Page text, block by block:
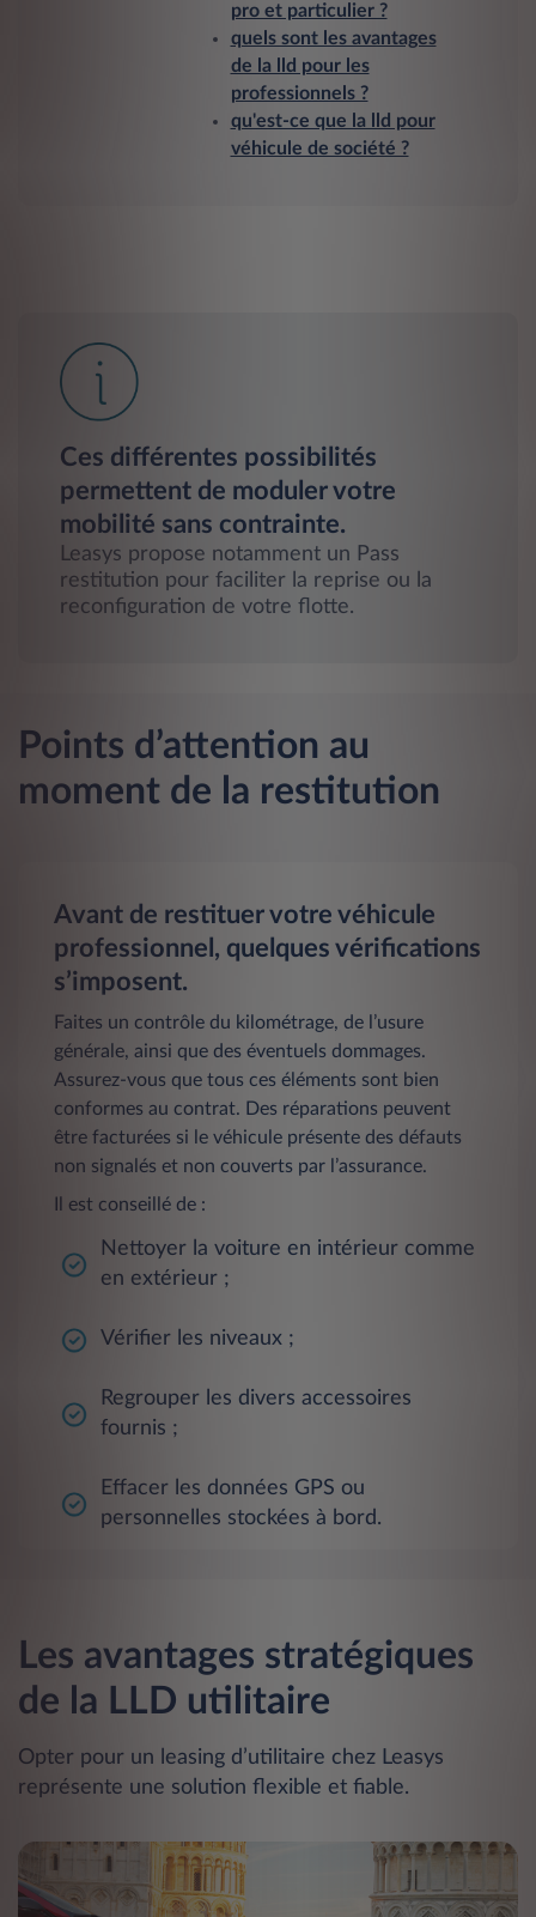
pro et particulier ?
quels sont les avantages
de la lld pour les
professionnels ?
qu'est-ce que la lld pour
véhicule de société ?
Ces différentes possibilités
permettent de moduler votre
mobilité sans contrainte.
Leasys propose notamment un Pass
restitution pour faciliter la reprise ou la
reconfiguration de votre flotte.
Points d’attention au
moment de la restitution
Avant de restituer votre véhicule
professionnel, quelques vérifications
s’imposent.
Faites un contrôle du kilométrage, de l’usure
générale, ainsi que des éventuels dommages.
Assurez-vous que tous ces éléments sont bien
conformes au contrat. Des réparations peuvent
être facturées si le véhicule présente des défauts
non signalés et non couverts par l’assurance.
Il est conseillé de :
Nettoyer la voiture en intérieur comme
en extérieur ;
Vérifier les niveaux ;
Regrouper les divers accessoires
fournis ;
Effacer les données GPS ou
personnelles stockées à bord.
Les avantages stratégiques
de la LLD utilitaire
Opter pour un leasing d’utilitaire chez Leasys
représente une solution flexible et fiable.